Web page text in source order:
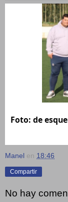
Foto: de
Manel en 18:46
Compartir
No hay